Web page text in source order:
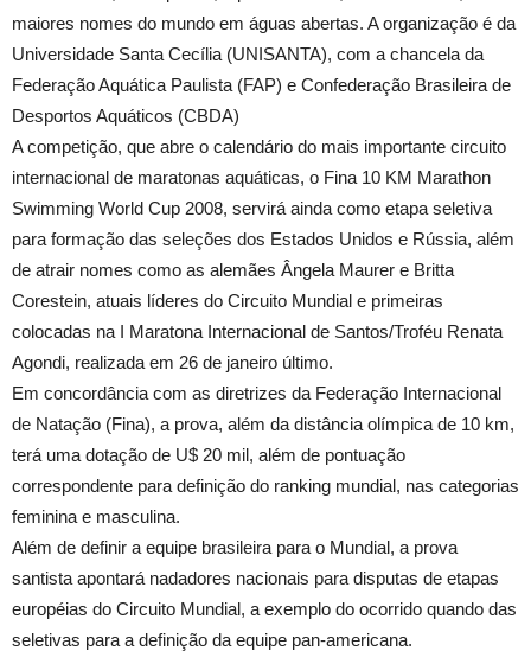
maiores nomes do mundo em águas abertas. A organização é da
Universidade Santa Cecília (UNISANTA), com a chancela da
Federação Aquática Paulista (FAP) e Confederação Brasileira de
Desportos Aquáticos (CBDA)
A competição, que abre o calendário do mais importante circuito
internacional de maratonas aquáticas, o Fina 10 KM Marathon
Swimming World Cup 2008, servirá ainda como etapa seletiva
para formação das seleções dos Estados Unidos e Rússia, além
de atrair nomes como as alemães Ângela Maurer e Britta
Corestein, atuais líderes do Circuito Mundial e primeiras
colocadas na I Maratona Internacional de Santos/Troféu Renata
Agondi, realizada em 26 de janeiro último.
Em concordância com as diretrizes da Federação Internacional
de Natação (Fina), a prova, além da distância olímpica de 10 km,
terá uma dotação de U$ 20 mil, além de pontuação
correspondente para definição do ranking mundial, nas categorias
feminina e masculina.
Além de definir a equipe brasileira para o Mundial, a prova
santista apontará nadadores nacionais para disputas de etapas
européias do Circuito Mundial, a exemplo do ocorrido quando das
seletivas para a definição da equipe pan-americana.